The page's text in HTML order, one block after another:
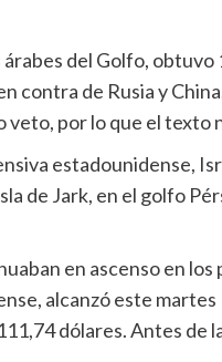
contra de Rusia y
veto, por lo que el texto
de Jark, en el golfo
alcanzó este
dólares. Antes de